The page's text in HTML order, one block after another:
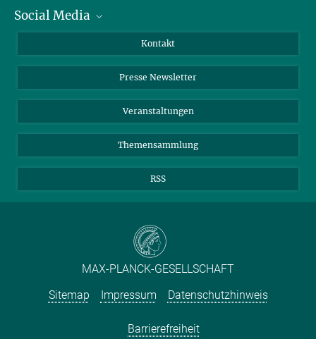
Zahlen und Fakten
Meldestelle Fehlverhalten
Bluesky
Social Media
YouTube
Kontakt
Presse Newsletter
Veranstaltungen
Themensammlung
RSS
MAX-PLANCK-GESELLSCHAFT
Sitemap
Impressum Datenschutzhinweis
Barrierefreiheit